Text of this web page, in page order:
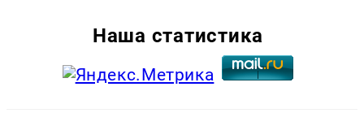
Наша статистика